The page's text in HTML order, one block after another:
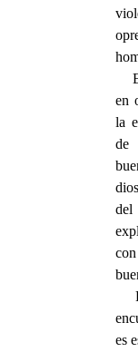
en
la
de
del
es